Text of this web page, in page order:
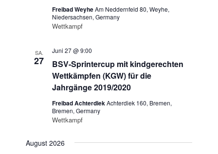
Freibad WeyheAm Neddernfeld 80, Weyhe,
Niedersachsen, Germany
Wettkampf
SA.
27
BSV-Sprintercup mit kindgerechten
Wettkämpfen (KGW) für die
Jahrgänge 2019/2020
Juni 27 @ 9:00
Freibad AchterdiekAchterdiek 160, Bremen,
Bremen, Germany
Wettkampf
August 2026